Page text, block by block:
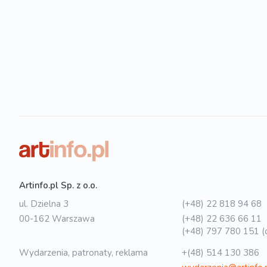
Artinfo.pl Sp. z o.o.
ul. Dzielna 3
00-162 Warszawa
(+48) 22 818 94 68
(+48) 22 636 66 11
(+48) 797 780 151
Wydarzenia, patronaty, reklama
+(48) 514 130 386